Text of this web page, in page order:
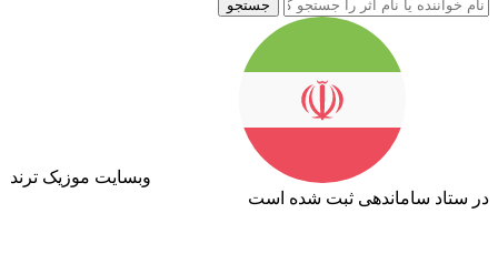
جستجو
وبسایت موزیک ترند
در ستاد ساماندهی ثبت شده است